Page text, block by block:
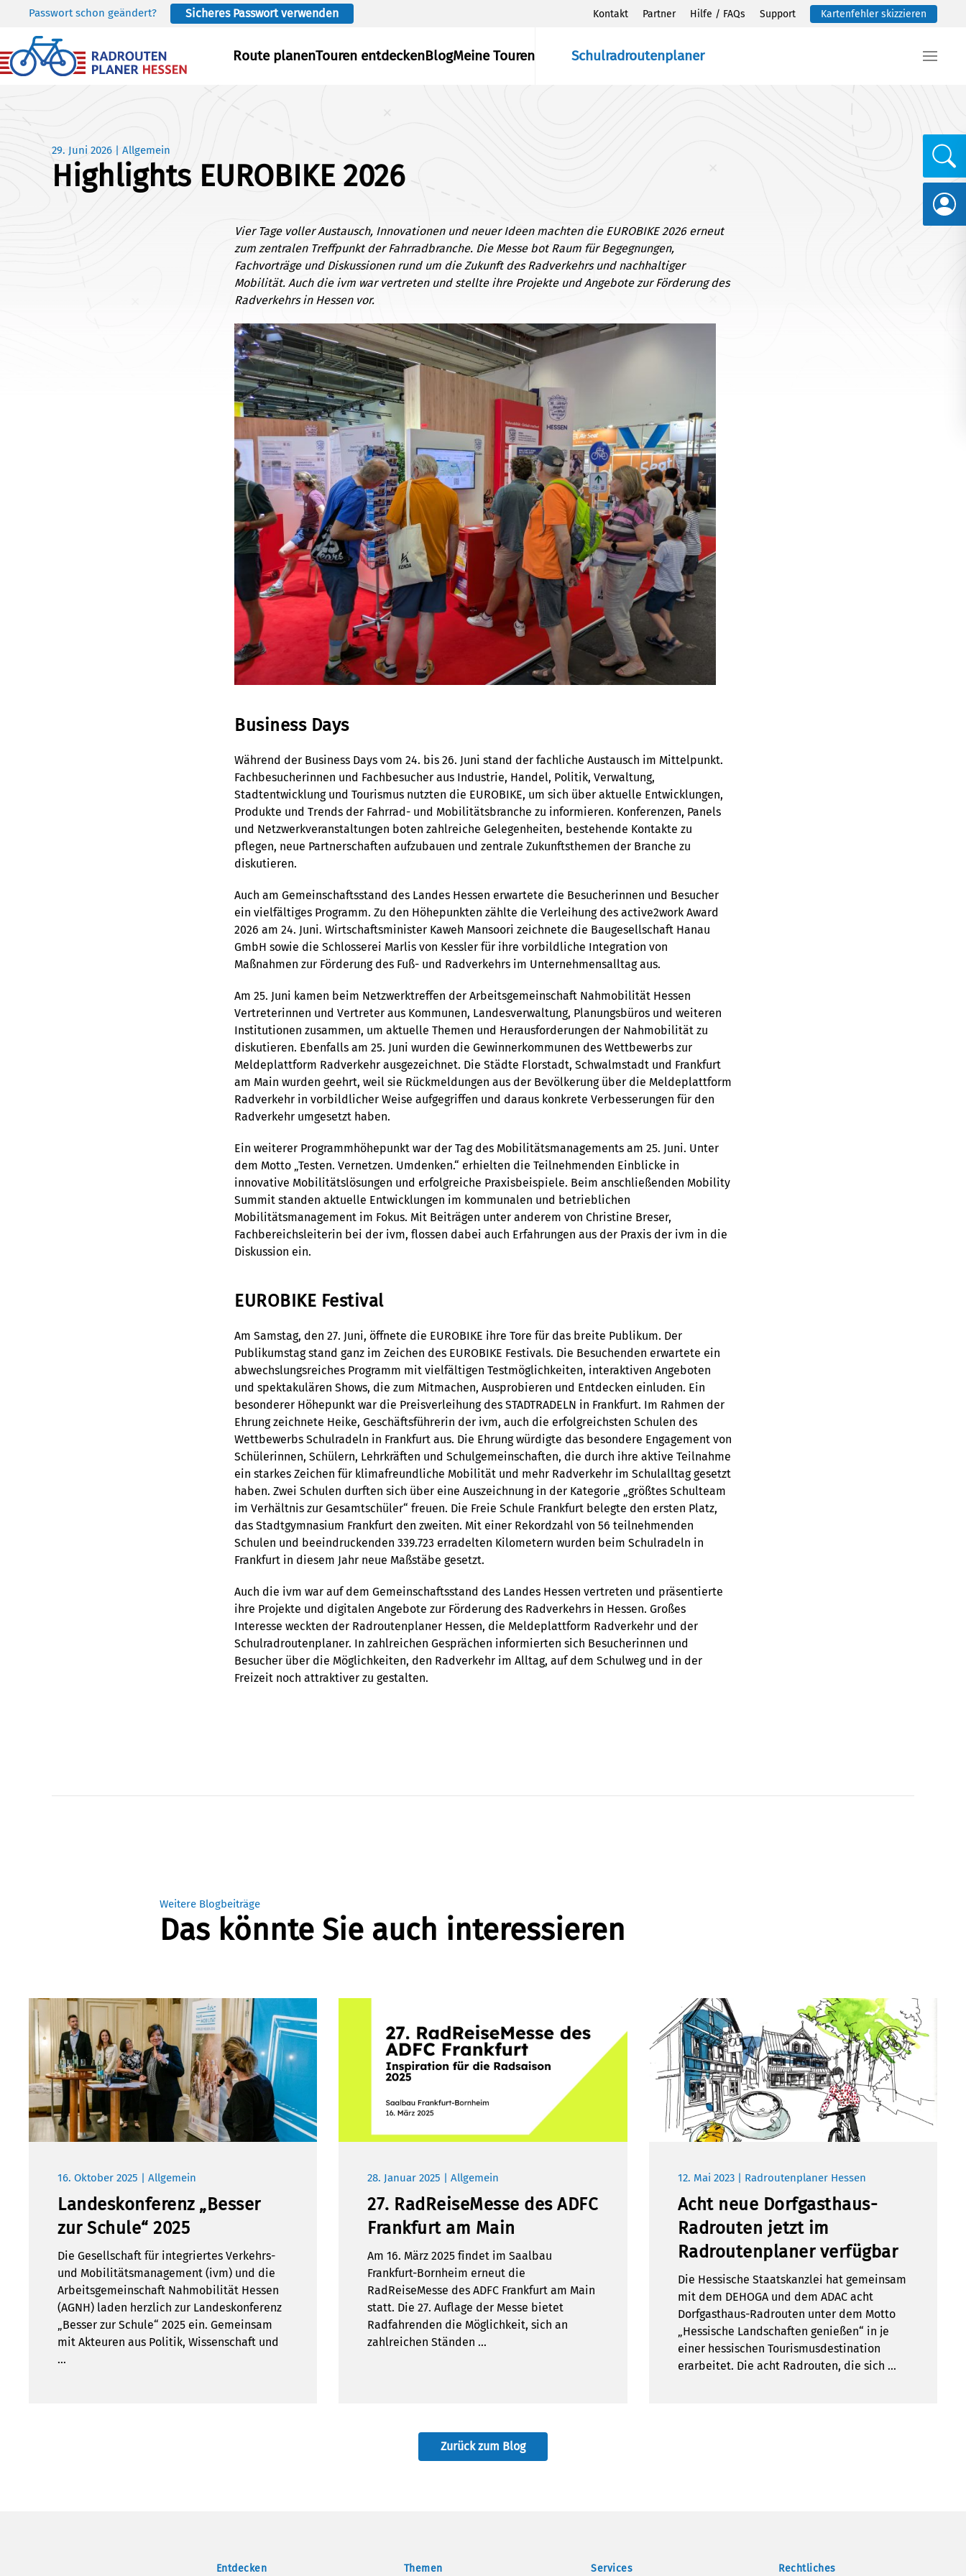
Skip to main content
Passwort schon geändert? Sicheres Passwort verwenden Kontakt Partner Hilfe / FAQs Support Kartenfehler skizzieren
Route planenTouren entdeckenBlogMeine Touren Schulradroutenplaner
29. Juni 2026 | Allgemein
Highlights EUROBIKE 2026
Vier Tage voller Austausch, Innovationen und neuer Ideen machten die EUROBIKE 2026 erneut
zum zentralen Treffpunkt der Fahrradbranche. Die Messe bot Raum für Begegnungen,
Fachvorträge und Diskussionen rund um die Zukunft des Radverkehrs und nachhaltiger
Mobilität. Auch die ivm war vertreten und stellte ihre Projekte und Angebote zur Förderung des
Radverkehrs in Hessen vor.
Business Days
Während der Business Days vom 24. bis 26. Juni stand der fachliche Austausch im Mittelpunkt.
Fachbesucherinnen und Fachbesucher aus Industrie, Handel, Politik, Verwaltung,
Stadtentwicklung und Tourismus nutzten die EUROBIKE, um sich über aktuelle Entwicklungen,
Produkte und Trends der Fahrrad- und Mobilitätsbranche zu informieren. Konferenzen, Panels
und Netzwerkveranstaltungen boten zahlreiche Gelegenheiten, bestehende Kontakte zu
pflegen, neue Partnerschaften aufzubauen und zentrale Zukunftsthemen der Branche zu
diskutieren.
Auch am Gemeinschaftsstand des Landes Hessen erwartete die Besucherinnen und Besucher
ein vielfältiges Programm. Zu den Höhepunkten zählte die Verleihung des active2work Award
2026 am 24. Juni. Wirtschaftsminister Kaweh Mansoori zeichnete die Baugesellschaft Hanau
GmbH sowie die Schlosserei Marlis von Kessler für ihre vorbildliche Integration von
Maßnahmen zur Förderung des Fuß- und Radverkehrs im Unternehmensalltag aus.
Am 25. Juni kamen beim Netzwerktreffen der Arbeitsgemeinschaft Nahmobilität Hessen
Vertreterinnen und Vertreter aus Kommunen, Landesverwaltung, Planungsbüros und weiteren
Institutionen zusammen, um aktuelle Themen und Herausforderungen der Nahmobilität zu
diskutieren. Ebenfalls am 25. Juni wurden die Gewinnerkommunen des Wettbewerbs zur
Meldeplattform Radverkehr ausgezeichnet. Die Städte Florstadt, Schwalmstadt und Frankfurt
am Main wurden geehrt, weil sie Rückmeldungen aus der Bevölkerung über die Meldeplattform
Radverkehr in vorbildlicher Weise aufgegriffen und daraus konkrete Verbesserungen für den
Radverkehr umgesetzt haben.
Ein weiterer Programmhöhepunkt war der Tag des Mobilitätsmanagements am 25. Juni. Unter
dem Motto „Testen. Vernetzen. Umdenken.“ erhielten die Teilnehmenden Einblicke in
innovative Mobilitätslösungen und erfolgreiche Praxisbeispiele. Beim anschließenden Mobility
Summit standen aktuelle Entwicklungen im kommunalen und betrieblichen
Mobilitätsmanagement im Fokus. Mit Beiträgen unter anderem von Christine Breser,
Fachbereichsleiterin bei der ivm, flossen dabei auch Erfahrungen aus der Praxis der ivm in die
Diskussion ein.
EUROBIKE Festival
Am Samstag, den 27. Juni, öffnete die EUROBIKE ihre Tore für das breite Publikum. Der
Publikumstag stand ganz im Zeichen des EUROBIKE Festivals. Die Besuchenden erwartete ein
abwechslungsreiches Programm mit vielfältigen Testmöglichkeiten, interaktiven Angeboten
und spektakulären Shows, die zum Mitmachen, Ausprobieren und Entdecken einluden. Ein
besonderer Höhepunkt war die Preisverleihung des STADTRADELN in Frankfurt. Im Rahmen der
Ehrung zeichnete Heike, Geschäftsführerin der ivm, auch die erfolgreichsten Schulen des
Wettbewerbs Schulradeln in Frankfurt aus. Die Ehrung würdigte das besondere Engagement von
Schülerinnen, Schülern, Lehrkräften und Schulgemeinschaften, die durch ihre aktive Teilnahme
ein starkes Zeichen für klimafreundliche Mobilität und mehr Radverkehr im Schulalltag gesetzt
haben. Zwei Schulen durften sich über eine Auszeichnung in der Kategorie „größtes Schulteam
im Verhältnis zur Gesamtschüler“ freuen. Die Freie Schule Frankfurt belegte den ersten Platz,
das Stadtgymnasium Frankfurt den zweiten. Mit einer Rekordzahl von 56 teilnehmenden
Schulen und beeindruckenden 339.723 erradelten Kilometern wurden beim Schulradeln in
Frankfurt in diesem Jahr neue Maßstäbe gesetzt.
Auch die ivm war auf dem Gemeinschaftsstand des Landes Hessen vertreten und präsentierte
ihre Projekte und digitalen Angebote zur Förderung des Radverkehrs in Hessen. Großes
Interesse weckten der Radroutenplaner Hessen, die Meldeplattform Radverkehr und der
Schulradroutenplaner. In zahlreichen Gesprächen informierten sich Besucherinnen und
Besucher über die Möglichkeiten, den Radverkehr im Alltag, auf dem Schulweg und in der
Freizeit noch attraktiver zu gestalten.
Weitere Blogbeiträge
Das könnte Sie auch interessieren
16. Oktober 2025 | Allgemein
Landeskonferenz „Besser
zur Schule“ 2025
Die Gesellschaft für integriertes Verkehrs-
und Mobilitätsmanagement (ivm) und die
Arbeitsgemeinschaft Nahmobilität Hessen
(AGNH) laden herzlich zur Landeskonferenz
„Besser zur Schule“ 2025 ein. Gemeinsam
mit Akteuren aus Politik, Wissenschaft und
…
28. Januar 2025 | Allgemein
27. RadReiseMesse des ADFC
Frankfurt am Main
Am 16. März 2025 findet im Saalbau
Frankfurt-Bornheim erneut die
RadReiseMesse des ADFC Frankfurt am Main
statt. Die 27. Auflage der Messe bietet
Radfahrenden die Möglichkeit, sich an
zahlreichen Ständen …
12. Mai 2023 | Radroutenplaner Hessen
Acht neue Dorfgasthaus-
Radrouten jetzt im
Radroutenplaner verfügbar
Die Hessische Staatskanzlei hat gemeinsam
mit dem DEHOGA und dem ADAC acht
Dorfgasthaus-Radrouten unter dem Motto
„Hessische Landschaften genießen“ in je
einer hessischen Tourismusdestination
erarbeitet. Die acht Radrouten, die sich …
Zurück zum Blog
Entdecken Themen Services Rechtliches